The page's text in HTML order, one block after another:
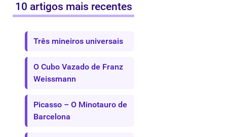
10 artigos mais recentes
Três mineiros universais
O Cubo Vazado de Franz
Weissmann
Picasso – O Minotauro de
Barcelona